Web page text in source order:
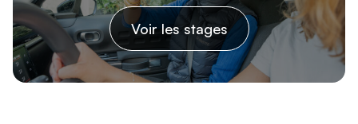
Voir les stages